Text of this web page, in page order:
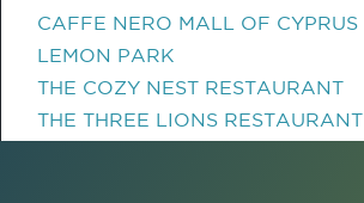
CAFFE NERO MALL OF CYPRUS
LEMON PARK
THE COZY NEST RESTAURANT
THE THREE LIONS RESTAURANT